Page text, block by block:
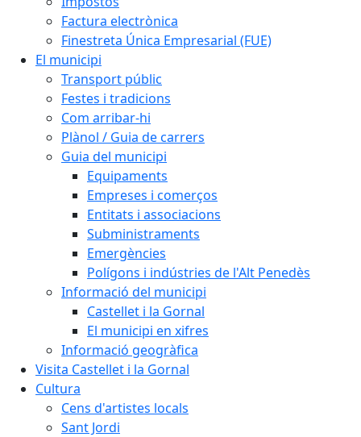
Factura electrònica
Finestreta Única Empresarial (FUE)
El municipi
Transport públic
Festes i tradicions
Com arribar-hi
Plànol / Guia de carrers
Guia del municipi
Equipaments
Empreses i comerços
Entitats i associacions
Subministraments
Emergències
Polígons i indústries de l'Alt Penedès
Informació del municipi
Castellet i la Gornal
El municipi en xifres
Informació geogràfica
Visita Castellet i la Gornal
Cultura
Cens d'artistes locals
Sant Jordi